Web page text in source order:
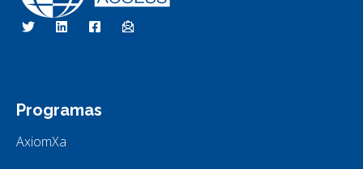
RBH Access Technologies
Nós somos o Controle de Acesso
Programas
AxiomXa